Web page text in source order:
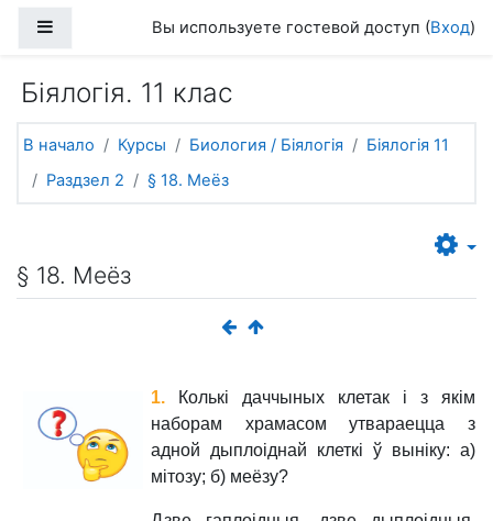
Боковая панельВы используете гостевой доступ (Вход)
Біялогія. 11 клас
В начало Курсы Биология / Біялогія
Біялогія 11
Раздзел 2
§ 18. Меёз
§ 18. Меёз
1.
Колькі даччыных клетак і з якім
наборам храмасом утвараецца з
адной дыплоіднай клеткі ў выніку: а)
мітозу; б) меёзу?